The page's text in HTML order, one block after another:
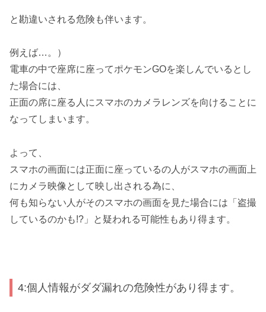
と勘違いされる危険も伴います。
例えば…。）
電車の中で座席に座ってポケモンGOを楽しんでいるとし
た場合には、
正面の席に座る人にスマホのカメラレンズを向けることに
なってしまいます。
よって、
スマホの画面には正面に座っているの人がスマホの画面上
にカメラ映像として映し出される為に、
何も知らない人がそのスマホの画面を見た場合には「盗撮
しているのかも!?」と疑われる可能性もあり得ます。
4:個人情報がダダ漏れの危険性があり得ます。